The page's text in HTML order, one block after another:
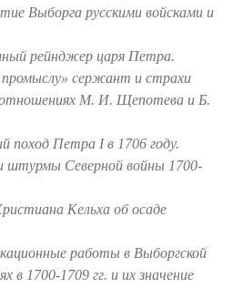
Выборга русскими войсками и
рейнджер царя Петра.
сержант и страхи
М. И. Щепотева и Б.
поход Петра I в 1706 году.
штурмы Северной войны 1700-
Кельха об осаде
работы в Выборгской
в 1700-1709 гг. и их значение